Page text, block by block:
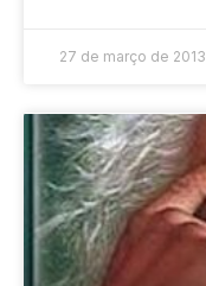
27 de março de 2013